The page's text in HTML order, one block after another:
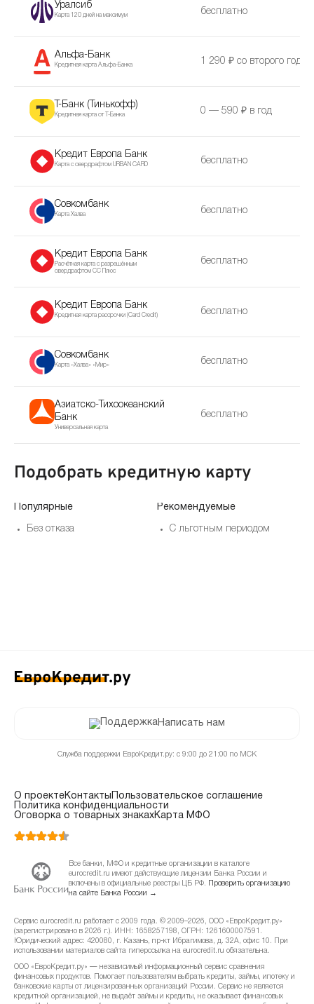
Уралсиб
Карта 120 дней на максимум бесплатно
Альфа-Банк
Кредитная карта Альфа-Банка 1 290 ₽ со второго года
Т-Банк (Тинькофф)
Кредитная карта от Т-Банка 0 — 590 ₽ в год
Кредит Европа Банк
Карта с овердрафтом URBAN CARD бесплатно
Совкомбанк
Карта Халва бесплатно
Кредит Европа Банк
Расчётная карта с разрешённым
овердрафтом CC Плюс
бесплатно
Кредит Европа Банк
Кредитная карта рассрочки (Сard Сredit) бесплатно
Совкомбанк
Карта «Халва» «Мир» бесплатно
Азиатско-Тихоокеанский
Банк
Универсальная карта
бесплатно
Подобрать кредитную карту
Популярные
Без отказа
Рекомендуемые
С льготным периодом
Написать нам
Служба поддержки ЕвроКредит.ру: с 9:00 до 21:00 по МСК
О проектеКонтакты Пользовательское соглашение
Политика конфиденциальности
Оговорка о товарных знакахКарта МФО
Все банки, МФО и кредитные организации в каталоге
eurocredit.ru имеют действующие лицензии Банка России и
включены в официальные реестры ЦБ РФ.
Проверить организацию
на сайте Банка России →
Сервис eurocredit.ru работает с 2009 года. © 2009–2026, ООО «ЕвроКредит.ру»
(зарегистрировано в 2026 г.). ИНН: 1658257198, ОГРН: 1261600007591.
Юридический адрес: 420080, г. Казань, пр-кт Ибрагимова, д. 32А, офис 10. При
использовании материалов сайта гиперссылка на eurocredit.ru обязательна.
ООО «ЕвроКредит.ру» — независимый информационный сервис сравнения
финансовых продуктов. Помогает пользователям выбрать кредиты, займы, ипотеку и
банковские карты от лицензированных организаций России. Сервис не является
кредитной организацией, не выдаёт займы и кредиты, не оказывает финансовых